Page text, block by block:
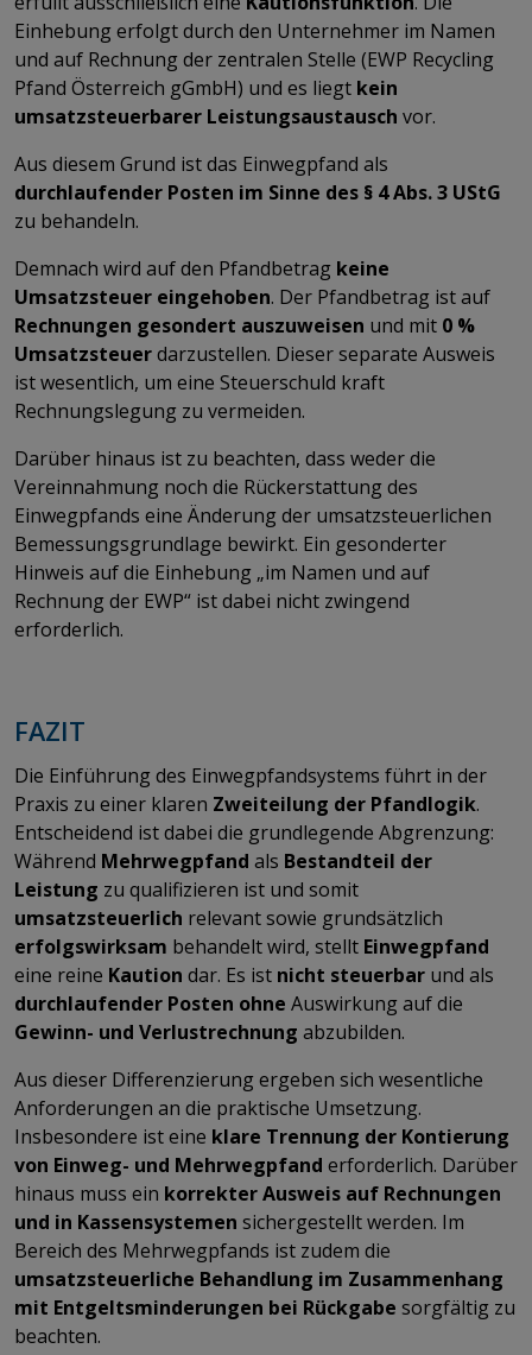
Einhebung erfolgt durch den Unternehmer im Namen
und auf Rechnung der zentralen Stelle (EWP Recycling
Pfand Österreich gGmbH) und es liegt kein
umsatzsteuerbarer Leistungsaustausch vor.
Aus diesem Grund ist das Einwegpfand als
durchlaufender Posten im Sinne des § 4 Abs. 3 UStG
zu behandeln.
Demnach wird auf den Pfandbetrag keine
Umsatzsteuer eingehoben. Der Pfandbetrag ist auf
Rechnungen gesondert auszuweisen und mit 0 %
Umsatzsteuerdarzustellen. Dieser separate Ausweis
ist wesentlich, um eine Steuerschuld kraft
Rechnungslegung zu vermeiden.
Darüber hinaus ist zu beachten, dass weder die
Vereinnahmung noch die Rückerstattung des
Einwegpfands eine Änderung der umsatzsteuerlichen
Bemessungsgrundlage bewirkt. Ein gesonderter
Hinweis auf die Einhebung „im Namen und auf
Rechnung der EWP“ ist dabei nicht zwingend
erforderlich.
FAZIT
Die Einführung des Einwegpfandsystems führt in der
Praxis zu einer klaren Zweiteilung der Pfandlogik.
Entscheidend ist dabei die grundlegende Abgrenzung:
Während Mehrwegpfand als Bestandteil der
Leistung zu qualifizieren ist und somit
umsatzsteuerlich relevant sowie grundsätzlich
erfolgswirksam behandelt wird, stellt Einwegpfand
eine reine Kaution dar. Es ist nicht steuerbar und als
durchlaufender Posten ohne Auswirkung auf die
Gewinn- und Verlustrechnung abzubilden.
Aus dieser Differenzierung ergeben sich wesentliche
Anforderungen an die praktische Umsetzung.
Insbesondere ist eine klare Trennung der Kontierung
von Einweg- und Mehrwegpfand erforderlich. Darüber
hinaus muss ein korrekter Ausweis auf Rechnungen
und in Kassensystemen sichergestellt werden. Im
Bereich des Mehrwegpfands ist zudem die
umsatzsteuerliche Behandlung im Zusammenhang
mit Entgeltsminderungen bei Rückgabe sorgfältig zu
beachten.